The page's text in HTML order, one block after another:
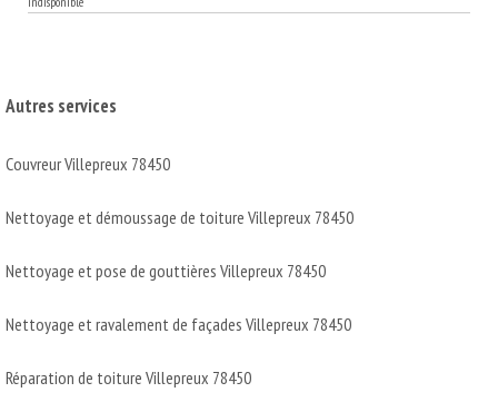
Autres services
Couvreur Villepreux 78450
Nettoyage et démoussage de toiture Villepreux 78450
Nettoyage et pose de gouttières Villepreux 78450
Nettoyage et ravalement de façades Villepreux 78450
Réparation de toiture Villepreux 78450